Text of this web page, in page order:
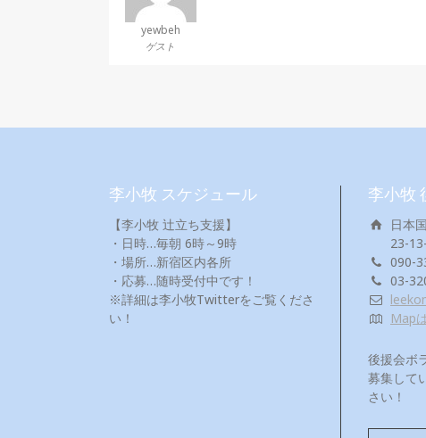
yewbeh
ゲスト
李小牧 スケジュール
【李小牧 辻立ち支援】
・日時…毎朝 6時～9時
・場所…新宿区内各所
・応募…随時受付中です！
※詳細は李小牧Twitterをご覧くださ
い！
李小牧
日本
23-
090-
03-
Map
後援会ボ
募集して
さい！